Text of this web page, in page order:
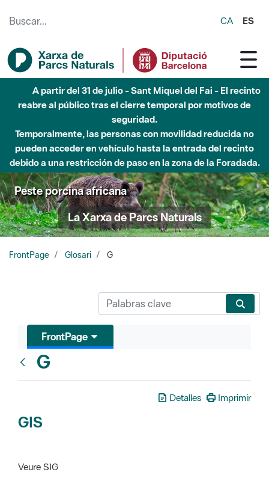
CA ES
A partir del 31 de julio - Sant Miquel del Fai - El recinto
reabre al público tras el cierre temporal por motivos de
seguridad.
Temporalmente, las personas con movilidad reducida no
pueden acceder en vehículo hasta la entrada del recinto
debido a una restricción de paso en la zona de la Foradada.
Peste porcina africana
La Xarxa de Parcs Naturals
FrontPage Glosari G
FrontPage
G
Detalles Imprimir
GIS
Veure SIG